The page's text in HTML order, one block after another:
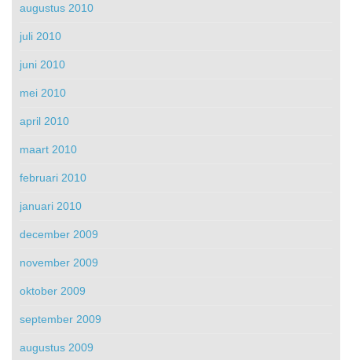
augustus 2010
juli 2010
juni 2010
mei 2010
april 2010
maart 2010
februari 2010
januari 2010
december 2009
november 2009
oktober 2009
september 2009
augustus 2009